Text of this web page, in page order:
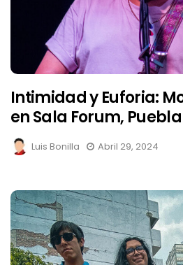
Intimidad y Euforia:
en Sala Forum, Puebla
Luis Bonilla Abril 29, 2024